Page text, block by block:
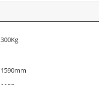
300Kg
1590mm